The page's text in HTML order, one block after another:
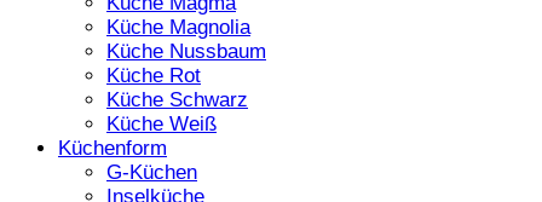
Küche Magnolia
Küche Nussbaum
Küche Rot
Küche Schwarz
Küche Weiß
Küchenform
G-Küchen
Inselküche